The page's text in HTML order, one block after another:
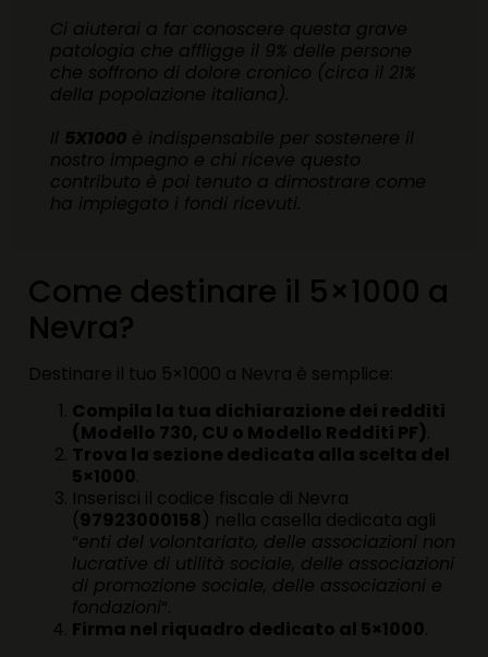
Ci aiuterai a far conoscere questa grave
patologia che affligge il 9% delle persone
che soffrono di dolore cronico (circa il 21%
della popolazione italiana).
Il 5X1000 è indispensabile per sostenere il
nostro impegno e chi riceve questo
contributo è poi tenuto a dimostrare come
ha impiegato i fondi ricevuti.
Come destinare il 5×1000 a
Nevra?
Destinare il tuo 5×1000 a Nevra è semplice:
Compila la tua dichiarazione dei redditi
(Modello 730, CU o Modello Redditi PF).
Trova la sezione dedicata alla scelta del
5×1000.
Inserisci il codice fiscale di Nevra
(97923000158 ) nella casella dedicata agli
“enti del volontariato, delle associazioni non
lucrative di utilità sociale, delle associazioni
di promozione sociale, delle associazioni e
fondazioni“.
Firma nel riquadro dedicato al 5×1000.